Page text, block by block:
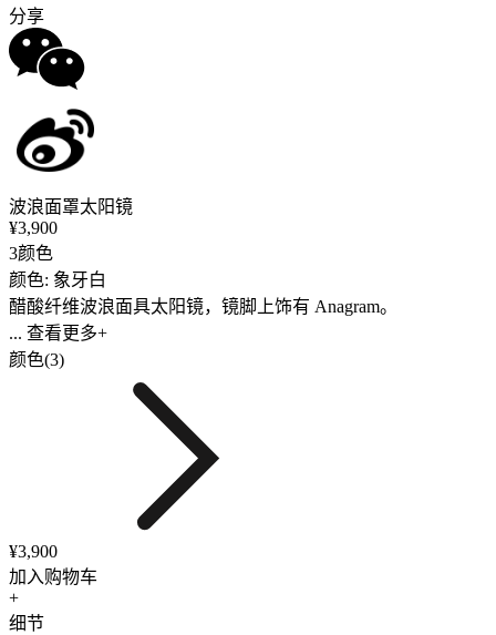
分享
波浪面罩太阳镜
¥3,900
3颜色
颜色: 象牙白
醋酸纤维波浪面具太阳镜，镜脚上饰有 Anagram。
... 查看更多+
颜色(3)
¥3,900
加入购物车
+
细节